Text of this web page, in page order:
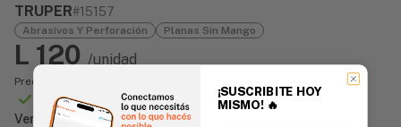
TRUPER#15157
Abrasivos Y Perforación Planas Sin Mango
L 120 /unidad
Precio incluye impuesto sobre ventas
Disponible Online
Vendido Por:
¡SUSCRIBITE HOY
MISMO! 🔥